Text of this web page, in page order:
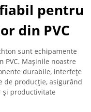
fiabil pentru
din PVC
sunt echipamente
Mașinile noastre
durabile, interfețe
de producție, asigurând
și productivitate